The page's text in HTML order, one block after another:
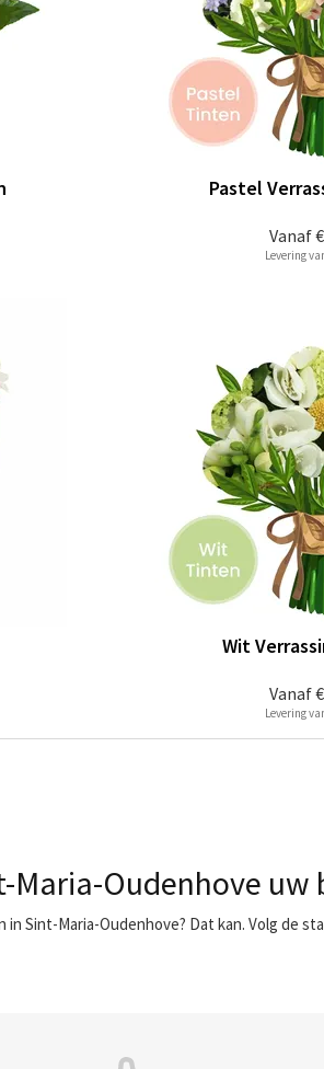
Vanaf
Pastel
Levering
Vanaf
Wit
Levering
Maria-Oudenhove
in Sint-Maria-Oudenhove? Dat kan. Volg de